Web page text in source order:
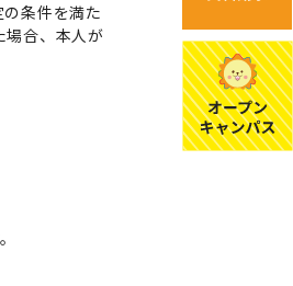
条件を満た
場合、本人が